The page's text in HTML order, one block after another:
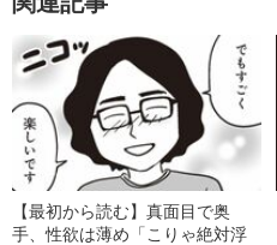
【最初から読む】真面目で奥
手、性欲は薄め「こりゃ絶対浮